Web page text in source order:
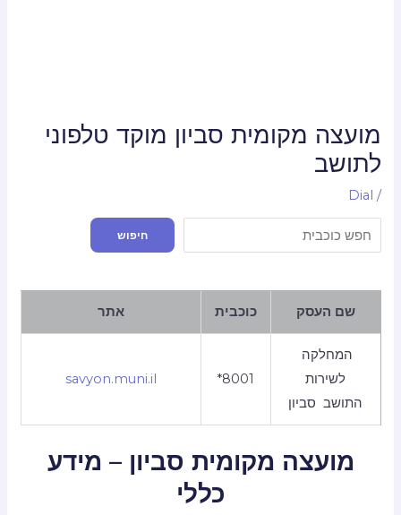
מועצה מקומית סביון מוקד טלפוני
לתושב
Dial
חיפוש חיפוש
אתר כוכבית שם העסק
savyon.muni.il *8001
המחלקה
לשירות
התושב סביון
מועצה מקומית סביון – מידע
כללי